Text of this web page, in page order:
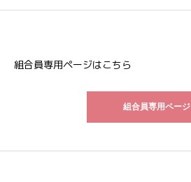
組合員専用ページはこちら
組合員専用ページ